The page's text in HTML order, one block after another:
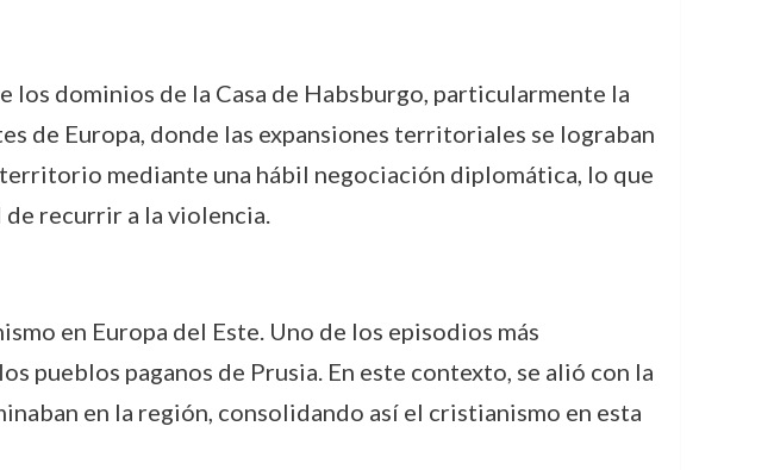
dominios de la Casa de Habsburgo, particularmente la
de Europa, donde las expansiones territoriales se lograban
mediante una hábil negociación diplomática, lo que
recurrir a la violencia.
en Europa del Este. Uno de los episodios más
pueblos paganos de Prusia. En este contexto, se alió con la
en la región, consolidando así el cristianismo en esta